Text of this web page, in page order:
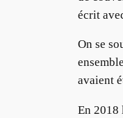
écrit
On se
avaient
En 2018